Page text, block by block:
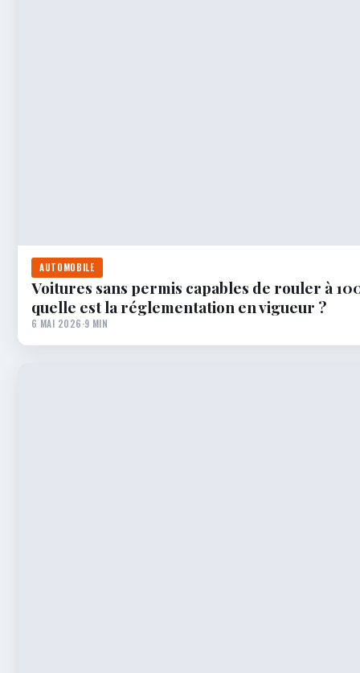
AUTOMOBILE
Voitures sans permis capables de rouler à
quelle est la réglementation en vigueur ?
6 MAI 2026·9 MIN